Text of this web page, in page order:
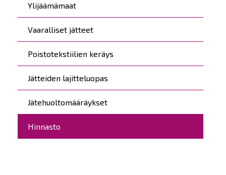
Ylijäämämaat
Vaaralliset jätteet
Poistotekstiilien keräys
Jätteiden lajitteluopas
Jätehuoltomääräykset
Hinnasto